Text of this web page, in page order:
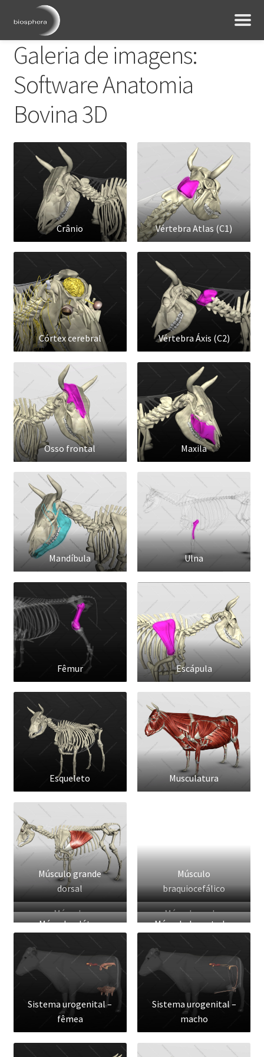
Galeria de imagens:
Software Anatomia
Bovina 3D
Crânio Vértebra Atlas (C1)
Córtex cerebral Vértebra Áxis (C2)
Osso frontal Maxila
Mandíbula Ulna
Fêmur Escápula
Esqueleto Musculatura
Músculo grande
dorsal
Músculo
braquiocefálico
Músculo
Músculo malar
Músculo glúteo
Músculo levantador
Sistema urogenital –
fêmea
Sistema urogenital –
macho